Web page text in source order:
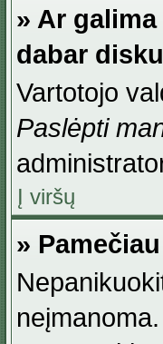
» Ar
dabar
Vartotojo
Paslėpti
Į viršų
»